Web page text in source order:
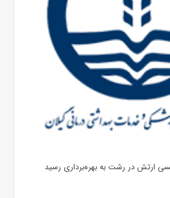
ارتش در رشت به بهره‌برداری رسید